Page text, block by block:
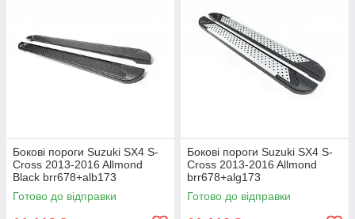
Бокові пороги Suzuki SX4 S-
Cross 2013-2016 Allmond
Black brr678+alb173
Готово до відправки
Бокові пороги Suzuki SX4 S-
Cross 2013-2016 Allmond
brr678+alg173
Готово до відправки